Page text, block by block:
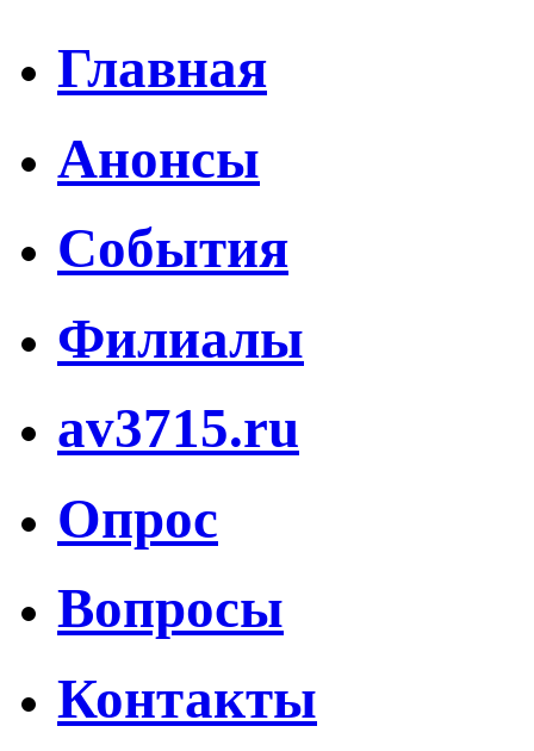
Главная
Анонсы
События
Филиалы
av3715.ru
Опрос
Вопросы
Контакты